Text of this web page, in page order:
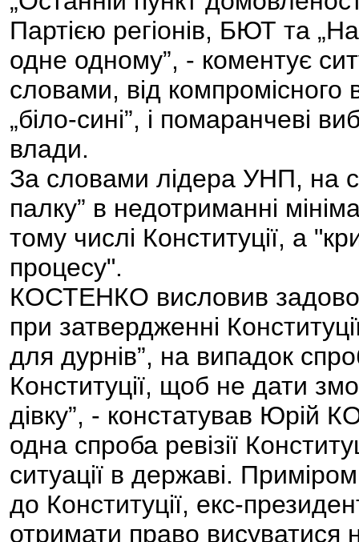
Партією регіонів, БЮТ та
одне одному”, - коментує
словами, від компромісного
„біло-сині”, і помаранчеві
влади.
За словами лідера УНП, на
палку” в недотриманні
тому числі Конституції, а
процесу".
КОСТЕНКО висловив
при затвердженні
для дурнів”, на випадок
Конституції, щоб не дати
дівку”, - констатував Юрій
одна спроба ревізії
ситуації в державі.
до Конституції, екс-
отримати право висуватися